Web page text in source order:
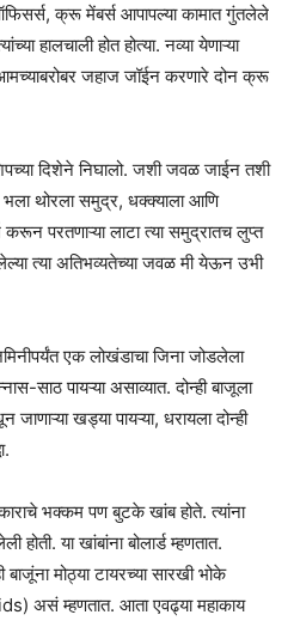
क्रू मेंबर्स आपापल्या कामात गुंतलेले
हालचाली होत होत्या. नव्या येणाऱ्या
जहाज जॉईन करणारे दोन क्रू
दिशेने निघालो. जशी जवळ जाईन तशी
भला थोरला समुद्र, धक्क्याला आणि
परतणाऱ्या लाटा त्या समुद्रातच लुप्त
त्या अतिभव्यतेच्या जवळ मी येऊन उभी
एक लोखंडाचा जिना जोडलेला
साठ पायऱ्या असाव्यात. दोन्ही बाजूला
जाणाऱ्या खड्या पायऱ्या, धरायला दोन्ही
भक्कम पण बुटके खांब होते. त्यांना
या खांबांना बोलार्ड म्हणतात.
बाजूंना मोठ्या टायरच्या सारखी भोके
असं म्हणतात. आता एवढ्या महाकाय